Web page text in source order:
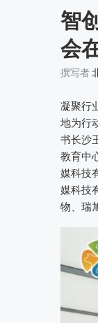
智
会
撰写者
凝聚行
地为行
书长沙
教育中
媒科技
媒科技
物、瑞